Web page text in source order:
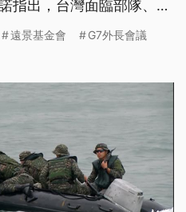
指出，台灣面臨部隊、資
語文。)
遠景基金會 G7外長會議